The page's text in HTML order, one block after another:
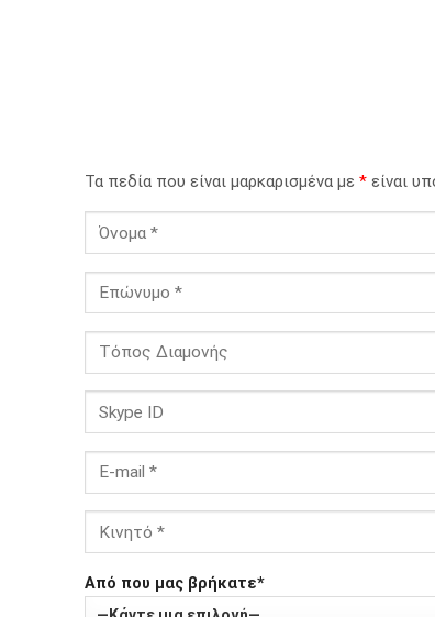
Τα πεδία που είναι μαρκαρισμένα με * είναι
Από που μας βρήκατε*